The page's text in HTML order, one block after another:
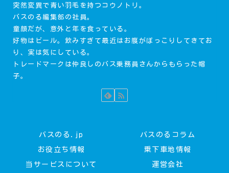
突然変異で青い羽毛を持つコウノトリ。
バスのる編集部の社員。
童顔だが、意外と年を食っている。
好物はビール。飲みすぎて最近はお腹がぽっこりしてきてお
り、実は気にしている。
トレードマークは仲良しのバス乗務員さんからもらった帽
子。
バスのる.jp バスのるコラム
お役立ち情報 乗下車地情報
当サービスについて 運営会社